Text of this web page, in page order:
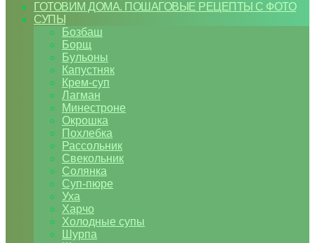
ГОТОВИМ ДОМА. ПОШАГОВЫЕ РЕЦЕПТЫ С ФОТО
СУПЫ
Бозбаш
Борщ
Бульоны
Капустняк
Крем-суп
Лагман
Минестроне
Окрошка
Похлебка
Рассольник
Свекольник
Солянка
Суп-пюре
Уха
Харчо
Холодные супы
Шурпа